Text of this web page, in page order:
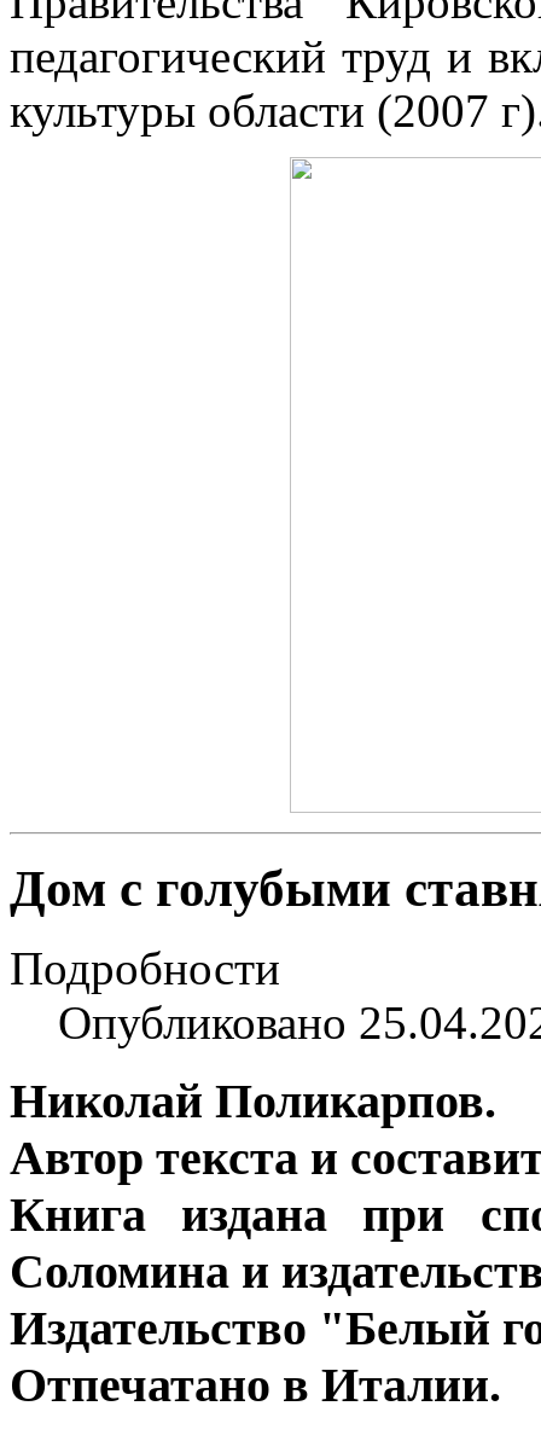
педагогический труд и
культуры области (2007
Дом с голубыми
Подробности
Опубликовано
Николай Поликарпов.
Автор текста и
Книга издана при
Соломина и
Издательство "Белый
Отпечатано в Италии.